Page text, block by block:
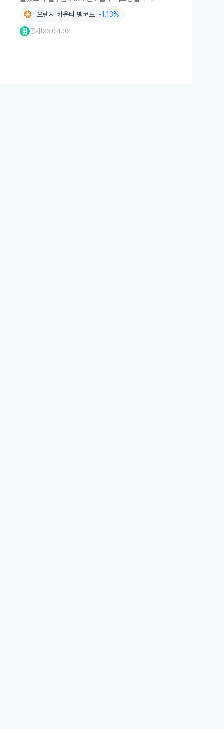
오렌지 카운티 뱅코프 -1.13%
공시 26.04.02